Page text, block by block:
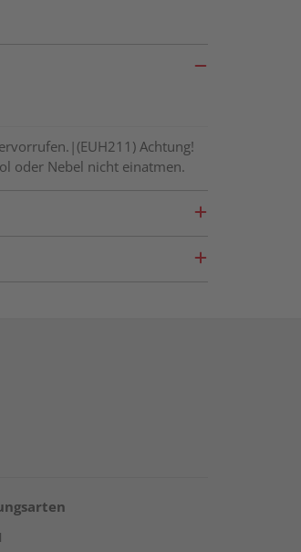
Achtung!
oder Nebel nicht einatmen.